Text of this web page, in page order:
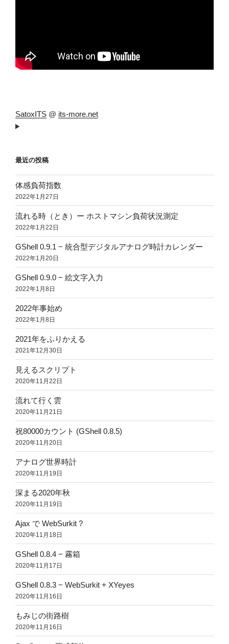
SatoxITS @ its-more.net
最近の投稿
体感負荷指数
2022年1月27日
流れる時（とき）ー ホストマシン負荷状況測定
2022年1月22日
GShell 0.9.1 − 統合型デジタルアナログ時計カレンダー
2022年1月20日
GShell 0.9.0 − 絵文字入力
2022年1月8日
2022年事始め
2022年1月8日
2021年をふりかえる
2021年12月30日
見えるスクリプト
2020年11月22日
流れて行く雲
2020年11月21日
祝80000カウント (GShell 0.8.5)
2020年11月20日
アナログ世界時計
2020年11月19日
深まる2020年秋
2020年11月19日
Ajax で WebSurkit ?
2020年11月18日
GShell 0.8.4 − 霧箱
2020年11月17日
GShell 0.8.3 − WebSurkit + XYeyes
2020年11月16日
もみじの街路樹
2020年11月16日